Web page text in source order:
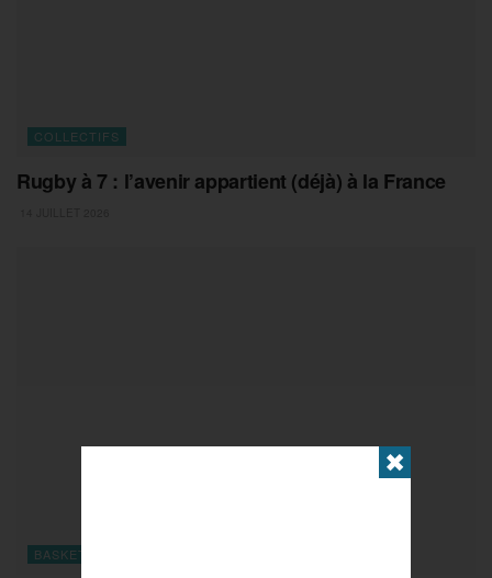
COLLECTIFS
Rugby à 7 : l’avenir appartient (déjà) à la France
BASKET
✖